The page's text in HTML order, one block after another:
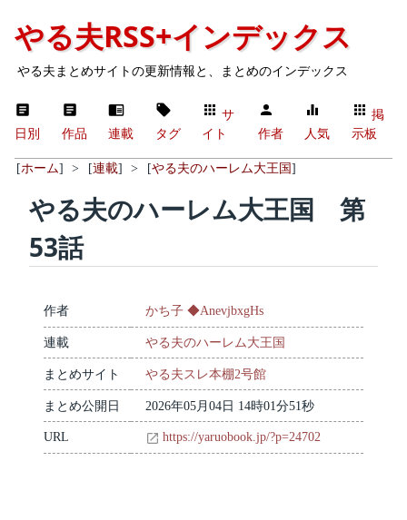
やる夫RSS+インデックス
やる夫まとめサイトの更新情報と、まとめのインデックス
日別 作品 連載 タグ
サ
イト
作者 人気
掲
示板
[ホーム] > [連載] > [やる夫のハーレム大王国 ]
やる夫のハーレム大王国 第
53話
作者 かち子 ◆AnevjbxgHs
連載 やる夫のハーレム大王国
まとめサイト やる夫スレ本棚2号館
まとめ公開日 2026年05月04日 14時01分51秒
URL https://yaruobook.jp/?p=24702